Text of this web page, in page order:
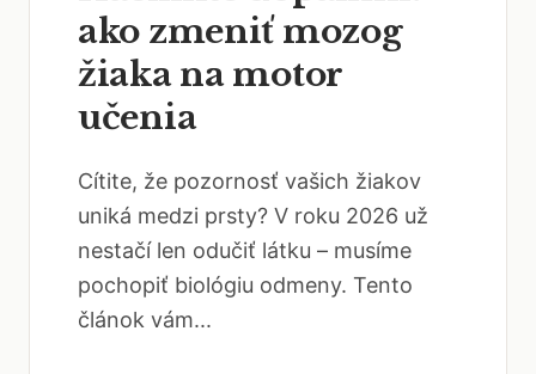
ako zmeniť mozog
žiaka na motor
učenia
Cítite, že pozornosť vašich žiakov
uniká medzi prsty? V roku 2026 už
nestačí len odučiť látku – musíme
pochopiť biológiu odmeny. Tento
článok vám...